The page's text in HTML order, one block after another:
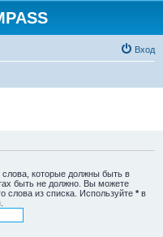
Вход
слова, которые должны быть в
быть не должно. Вы можете
слова из списка. Используйте * в